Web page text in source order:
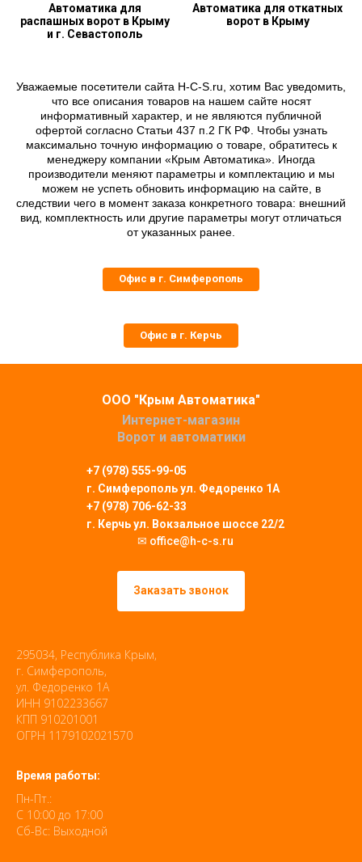
Автоматика для
распашных ворот в Крыму
и г. Севастополь
Автоматика для откатных
ворот в Крыму
Уважаемые посетители сайта H-C-S.ru, хотим Вас уведомить,
что все описания товаров на нашем сайте носят
информативный характер, и не являются публичной
офертой согласно Статьи 437 п.2 ГК РФ. Чтобы узнать
максимально точную информацию о товаре, обратитесь к
менеджеру компании «Крым Автоматика». Иногда
производители меняют параметры и комплектацию и мы
можем не успеть обновить информацию на сайте, в
следствии чего в момент заказа конкретного товара: внешний
вид, комплектность или другие параметры могут отличаться
от указанных ранее.
Офис в г. Симферополь
Офис в г. Керчь
ООО "Крым Автоматика"
Интернет-магазин
Ворот и автоматики
+7 (978) 555-99-05
г. Симферопольул. Федоренко 1А
+7 (978) 706-62-33
г. Керчь ул. Вокзальное шоссе 22/2
✉ office@h-c-s.ru
Заказать звонок
295034, Республика Крым,
г. Симферополь,
ул. Федоренко 1А
ИНН 9102233667
КПП 910201001
ОГРН 1179102021570
Время работы:
Пн-Пт.:
С 10:00 до 17:00
Сб-Вс: Выходной